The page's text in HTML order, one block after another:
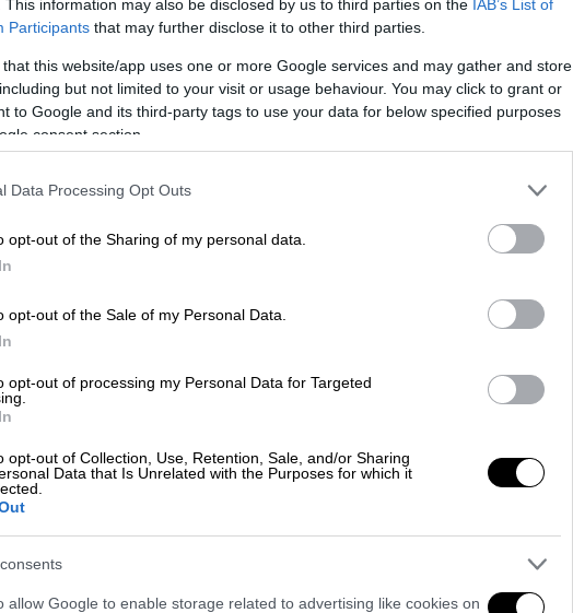
This information may also be disclosed by us to third parties on the IAB’s List of
Participants that may further disclose it to other third parties.
that this website/app uses one or more Google services and may gather and store
but not limited to your visit or usage behaviour. You may click to grant or
to Google and its third-party tags to use your data for below specified purposes
consent section.
Data Processing Opt Outs
opt-out of the Sharing of my personal data.
opt-out of the Sale of my Personal Data.
opt-out of processing my Personal Data for Targeted
opt-out of Collection, Use, Retention, Sale, and/or Sharing
Data that Is Unrelated with the Purposes for which it
allow Google to enable storage related to advertising like cookies on
το ΕΘΝΟΣ στη Google
ΣΥΡΙΖΑ στο Αιγάλεω, όπου ήταν
Δούρου και ο υπουργός
Βίτσας.
πανό και πέταξαν τρικάκια τα
Αποχή και Αυτοοργάνωση».